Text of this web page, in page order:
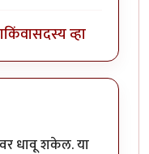
किंवासदस्य व्हा
धावू शकेल. या